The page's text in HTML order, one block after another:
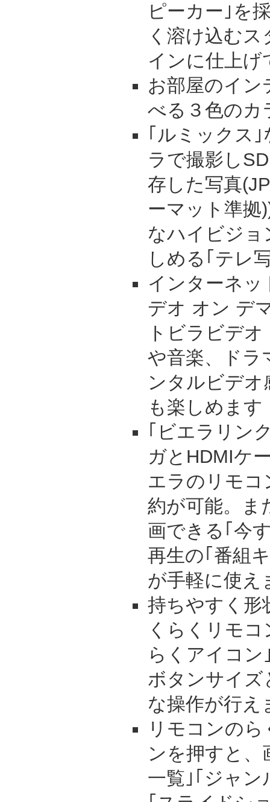
ピーカー｣を
く溶け込む
インに仕上げ
お部屋のイン
べる３色のカ
｢ルミックス
ラで撮影し
存した写真
ーマット準拠
なハイビジョ
しめる｢テレ
インターネ
デオ オン デ
トビラビデ
や音楽、ドラ
ンタルビデオ
も楽しめます
｢ビエラリン
ガとHDMIケ
エラのリモコ
約が可能。ま
画できる｢今
再生の｢番組
が手軽に使え
持ちやすく形
くらくリモ
らくアイコ
ボタンサイズ
な操作が行え
リモコンの
ンを押すと、
一覧｣｢ジャン